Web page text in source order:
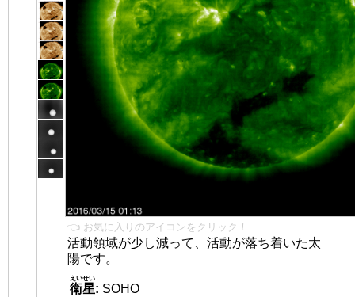
👈 お気に入りのアイコンをクリック！
活動領域が少し減って、活動が落ち着いた太
陽です。
衛星
えいせい
: SOHO